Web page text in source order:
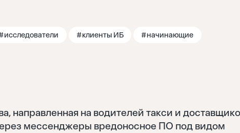
#клиенты ИБ #начинающие
направленная на водителей такси и
мессенджеры вредоносное ПО под видом